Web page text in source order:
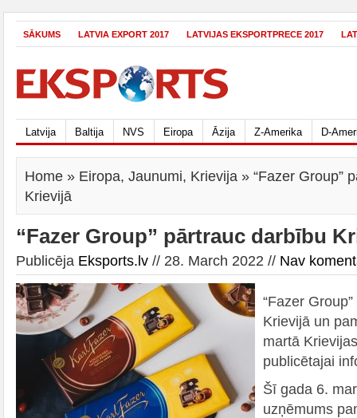
SĀKUMS LATVIA EXPORT 2017 LATVIJAS EKSPORTPRECE 2017
Latvija Baltija NVS Eiropa Āzija Z-Amerika D-
Home » Eiropa, Jaunumi, Krievija » “Fazer Group”
Krievijā
“Fazer Group” pārtrauc darbību
Publicēja Eksports.lv // 28. March 2022 // Nav
“Fazer
Krievijā un
martā
publicētajai
Šī gada 6.
uzņēmums